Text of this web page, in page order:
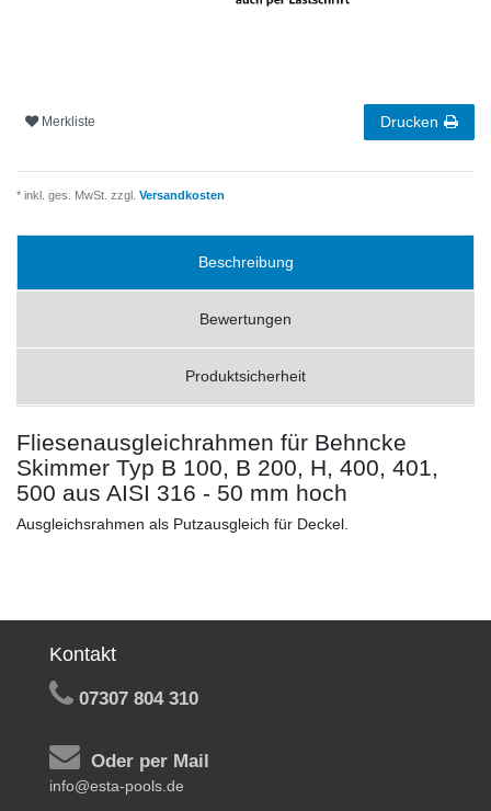
Merkliste Drucken
* inkl. ges. MwSt. zzgl. Versandkosten
Beschreibung
Bewertungen
Produktsicherheit
Fliesenausgleichrahmen für Behncke
Skimmer Typ B 100, B 200, H, 400, 401,
500 aus AISI 316 - 50 mm hoch
Ausgleichsrahmen als Putzausgleich für Deckel.
Kontakt
07307 804 310
Oder per Mail
info@esta-pools.de